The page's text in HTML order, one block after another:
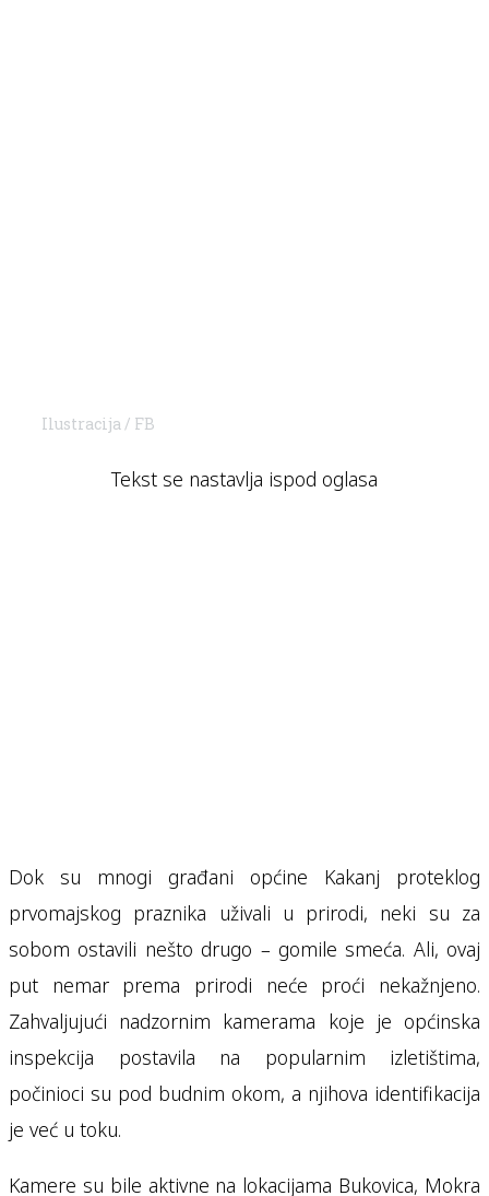
Ilustracija / FB
Tekst se nastavlja ispod oglasa
Dok su mnogi građani općine Kakanj proteklog
prvomajskog praznika uživali u prirodi, neki su za
sobom ostavili nešto drugo – gomile smeća. Ali, ovaj
put nemar prema prirodi neće proći nekažnjeno.
Zahvaljujući nadzornim kamerama koje je općinska
inspekcija postavila na popularnim izletištima,
počinioci su pod budnim okom, a njihova identifikacija
je već u toku.
Kamere su bile aktivne na lokacijama Bukovica, Mokra